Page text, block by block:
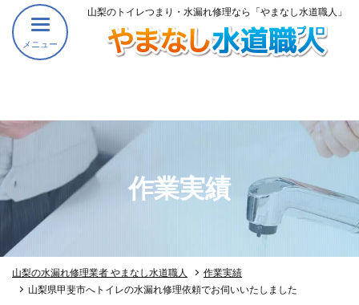
メニュー
山梨のトイレつまり・水漏れ修理なら「やまなし水道職人」
作業実績
山梨の水漏れ修理業者 やまなし水道職人
作業実績
山梨県甲斐市へトイレの水漏れ修理依頼でお伺いいたしました